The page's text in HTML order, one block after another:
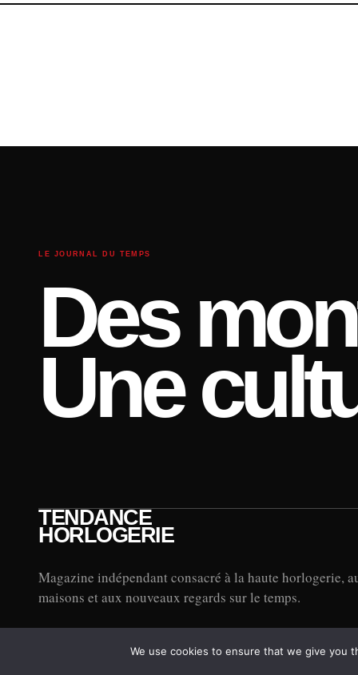
LE JOURNAL DU TEMPS
Des
Une
TENDANCE
HORLOGERIE
Magazine indépendant consacré à la haute horlogerie,
maisons et aux nouveaux regards sur le temps.
We use cookies to ensure that we give you